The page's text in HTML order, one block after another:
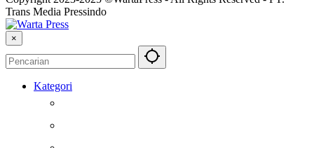
Trans Media Pressindo
×
Kategori